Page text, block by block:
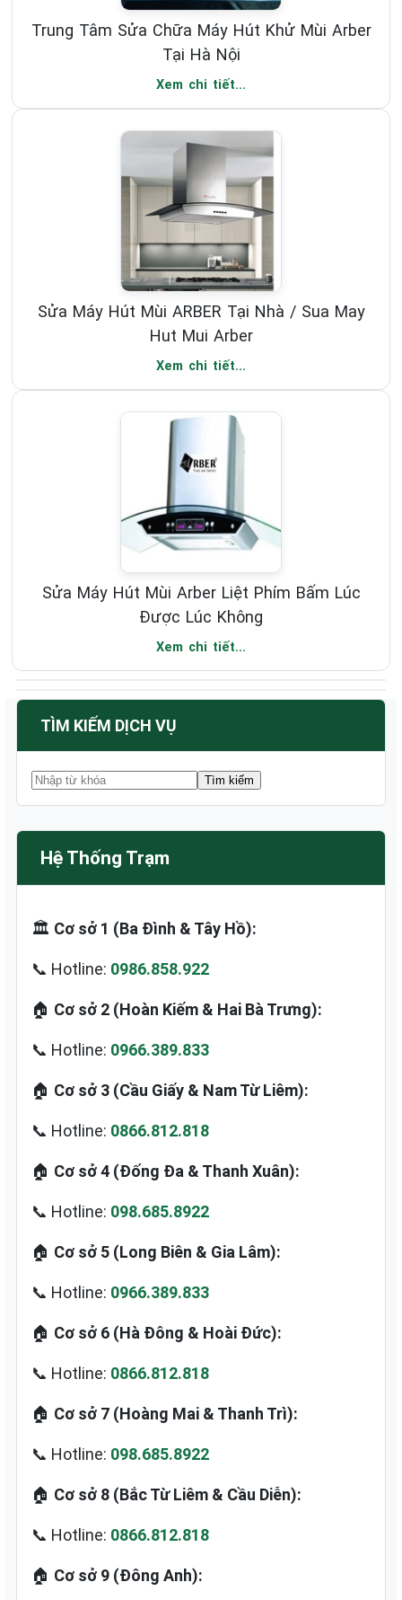
Trung Tâm Sửa Chữa Máy Hút Khử Mùi Arber
Tại Hà Nội
Xem chi tiết...
Sửa Máy Hút Mùi ARBER Tại Nhà / Sua May
Hut Mui Arber
Xem chi tiết...
Sửa Máy Hút Mùi Arber Liệt Phím Bấm Lúc
Được Lúc Không
Xem chi tiết...
TÌM KIẾM DỊCH VỤ
Hệ Thống Trạm
🏛️ Cơ sở 1 (Ba Đình & Tây Hồ):
📞 Hotline: 0986.858.922
🏠 Cơ sở 2 (Hoàn Kiếm & Hai Bà Trưng):
📞 Hotline: 0966.389.833
🏠 Cơ sở 3 (Cầu Giấy & Nam Từ Liêm):
📞 Hotline: 0866.812.818
🏠 Cơ sở 4 (Đống Đa & Thanh Xuân):
📞 Hotline: 098.685.8922
🏠 Cơ sở 5 (Long Biên & Gia Lâm):
📞 Hotline: 0966.389.833
🏠 Cơ sở 6 (Hà Đông & Hoài Đức):
📞 Hotline: 0866.812.818
🏠 Cơ sở 7 (Hoàng Mai & Thanh Trì):
📞 Hotline: 098.685.8922
🏠 Cơ sở 8 (Bắc Từ Liêm & Cầu Diễn):
📞 Hotline: 0866.812.818
🏠 Cơ sở 9 (Đông Anh):